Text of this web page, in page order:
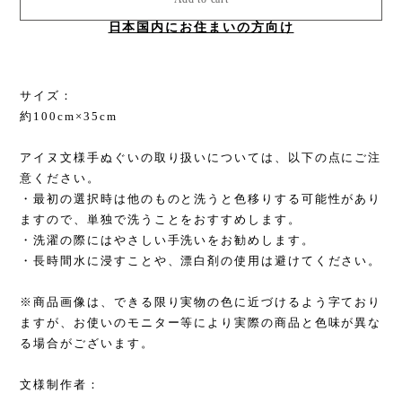
日本国内にお住まいの方向け
サイズ：
約100cm×35cm
アイヌ文様手ぬぐいの取り扱いについては、以下の点にご注
意ください。
・最初の選択時は他のものと洗うと色移りする可能性があり
ますので、単独で洗うことをおすすめします。
・洗濯の際にはやさしい手洗いをお勧めします。
・長時間水に浸すことや、漂白剤の使用は避けてください。
※商品画像は、できる限り実物の色に近づけるよう字ており
ますが、お使いのモニター等により実際の商品と色味が異な
る場合がございます。
文様制作者：